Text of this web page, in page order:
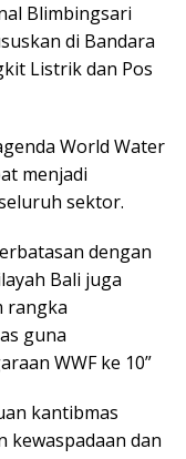
Blimbingsari
di Bandara
Listrik dan Pos
World Water
menjadi
sektor.
dengan
Bali juga
rangka
guna
WWF ke 10”
kantibmas
dan